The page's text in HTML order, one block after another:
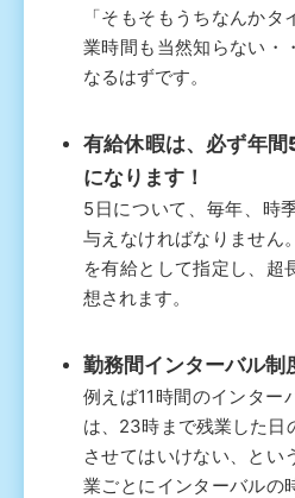
「そもそもうちなんか
業時間も当然知らない・
なるはずです。
有給休暇は、必ず年
になります！
5日について、毎年、時
与えなければなりません
を有給として指定し、超
想されます。
勤務間インターバル制
例えば11時間のインター
は、23時まで残業した日
させてはいけない、とい
業ごとにインターバルの